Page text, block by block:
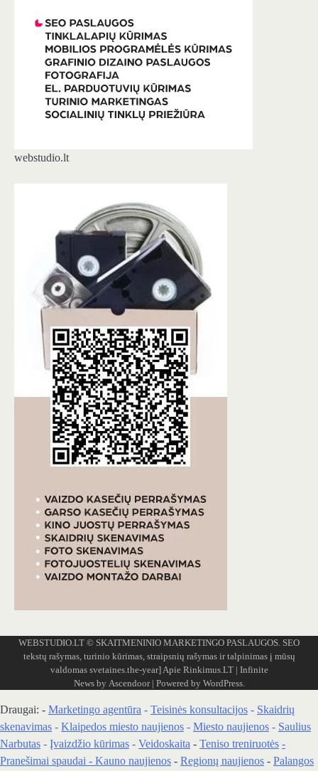
webstudio.lt
WEBSTUDIO.LT © SKAITMENINIO MARKETINGO PASLAUGOS. SEO
tekstų rašymas, turinio kūrimas, straipsnių rašymas ir talpinimas į mūsų
valdomas svetaines.the-year]Apie Rinkimus.LT| Infinite
News by Ascendoor| Powered by WordPress.
Draugai: - Marketingo agentūra - Teisinės konsultacijos - Skaidrių
skenavimas - Klaipedos miesto naujienos - Miesto naujienos - Saulius
Narbutas - Įvaizdžio kūrimas - Veidoskaita - Teniso treniruotės -
Pranešimai spaudai - Kauno naujienos - Regionų naujienos - Palangos